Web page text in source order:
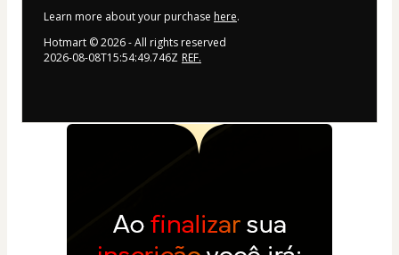
Learn more about your purchase here.
Hotmart ©2026- All rights reserved
2026-08-08T15:54:49.746Z REF.